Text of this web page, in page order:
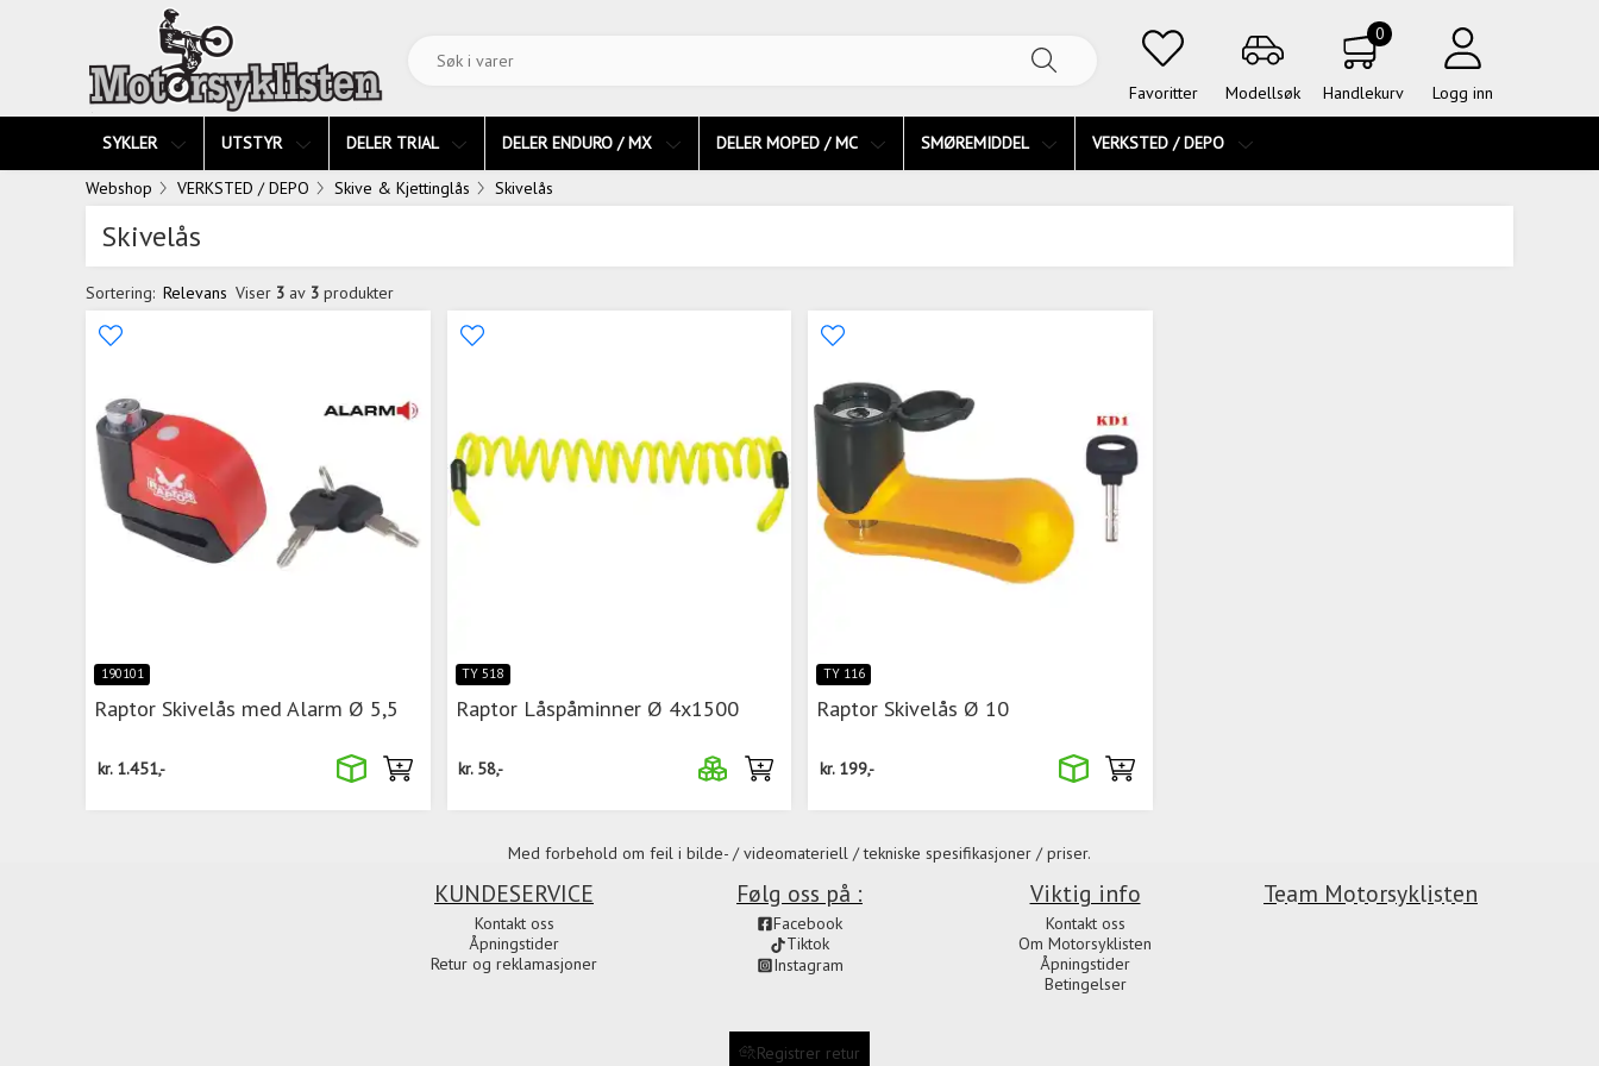
Favoritter Modellsøk
0
Handlekurv Logg inn
SYKLER UTSTYR DELER TRIAL DELER ENDURO / MX DELER MOPED / MC SMØREMIDDEL VERKSTED / DEPO
Webshop VERKSTED / DEPO Skive & Kjettinglås Skivelås
Skivelås
Sortering: Relevans Viser 3 av 3 produkter
190101
Raptor Skivelås med Alarm Ø 5,5
kr. 1.451,-
TY 518
Raptor Låspåminner Ø 4x1500
kr. 58,-
TY 116
Raptor Skivelås Ø 10
kr. 199,-
Med forbehold om feil i bilde- / videomateriell / tekniske spesifikasjoner / priser.
Team Motorsyklisten
Viktig info
Kontakt oss
Om Motorsyklisten
Åpningstider
Betingelser
Følg oss på :
Facebook
Tiktok
Instagram
KUNDESERVICE
Kontakt oss
Åpningstider
Retur og reklamasjoner
Registrer retur